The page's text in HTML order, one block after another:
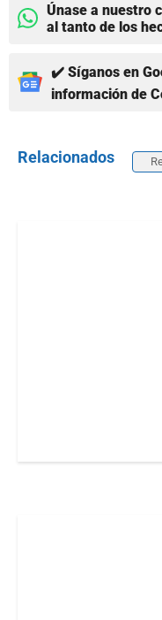
Únase a nuestro
al tanto de los
✔️ Síganos en
información de
Relacionados